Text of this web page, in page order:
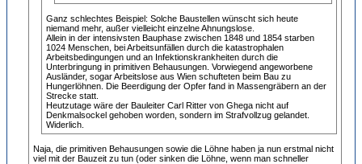
Ganz schlechtes Beispiel: Solche Baustellen wünscht sich heute
niemand mehr, außer vielleicht einzelne Ahnungslose.
Allein in der intensivsten Bauphase zwischen 1848 und 1854 starben
1024 Menschen, bei Arbeitsunfällen durch die katastrophalen
Arbeitsbedingungen und an Infektionskrankheiten durch die
Unterbringung in primitiven Behausungen. Vorwiegend angeworbene
Ausländer, sogar Arbeitslose aus Wien schufteten beim Bau zu
Hungerlöhnen. Die Beerdigung der Opfer fand in Massengräbern an der
Strecke statt.
Heutzutage wäre der Bauleiter Carl Ritter von Ghega nicht auf
Denkmalsockel gehoben worden, sondern im Strafvollzug gelandet.
Widerlich.
Naja, die primitiven Behausungen sowie die Löhne haben ja nun erstmal nicht
viel mit der Bauzeit zu tun (oder sinken die Löhne, wenn man schneller